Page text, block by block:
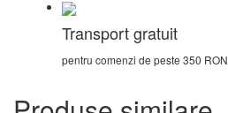
Transport gratuit
pentru comenzi de peste 350 RON